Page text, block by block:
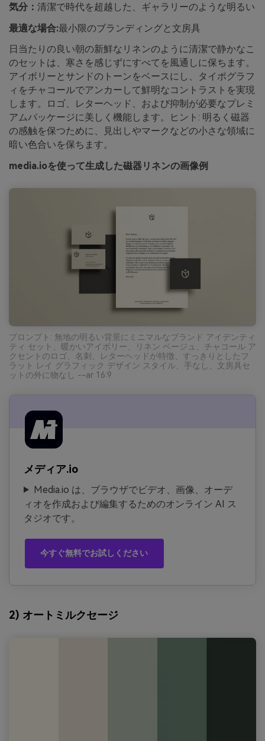
気分： 清潔で時代を超越した、ギャラリーのような明るい
最適な場合:最小限のブランディングと文房具
日当たりの良い朝の新鮮なリネンのように清潔で静かなこ
のセットは、寒さを感じずにすべてを風通しに保ちます。
アイボリーとサンドのトーンをベースにし、タイポグラフ
ィをチャコールでアンカーして鮮明なコントラストを実現
します。ロゴ、レターヘッド、および抑制が必要なプレミ
アムパッケージに美しく機能します。ヒント: 明るく磁器
の感触を保つために、見出しやマークなどの小さな領域に
暗い色合いを保ちます。
media.ioを使って生成した磁器リネンの画像例
プロンプト: 無地の明るい背景にミニマルなブランド アイデンティ
ティ セット、暖かいアイボリー、リネン ベージュ、チャコール ア
クセントのロゴ、名刺、レターヘッドが特徴、すっきりとしたフ
ラット レイ グラフィック デザイン スタイル、手なし、文房具セ
ットの外に物なし --ar 16:9
メディア.io
Media.io は、ブラウザでビデオ、画像、オーデ
ィオを作成および編集するためのオンライン AI ス
タジオです。
今すぐ無料でお試しください
2) オートミルクセージ